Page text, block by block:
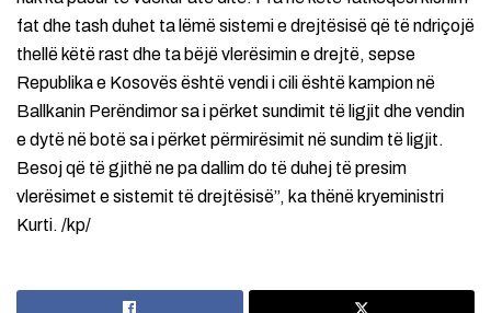
fat dhe tash duhet ta lëmë sistemi e drejtësisë që të ndriçojë
thellë këtë rast dhe ta bëjë vlerësimin e drejtë, sepse
Republika e Kosovës është vendi i cili është kampion në
Ballkanin Perëndimor sa i përket sundimit të ligjit dhe vendin
e dytë në botë sa i përket përmirësimit në sundim të ligjit.
Besoj që të gjithë ne pa dallim do të duhej të presim
vlerësimet e sistemit të drejtësisë”, ka thënë kryeministri
Kurti. /kp/